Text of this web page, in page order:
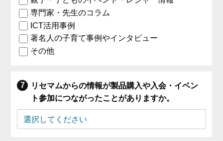
専門家・先生のコラム
ICT活用事例
著名人の子育て事例やインタビュー
その他
リセマムからの情報が製品購入や入会・イベン
ト参加につながったことがありますか。